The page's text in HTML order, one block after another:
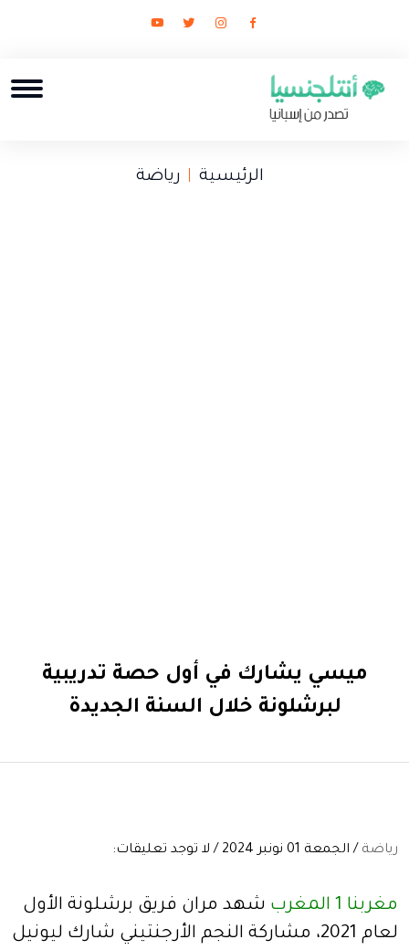
الرئيسية رياضة
ميسي يشارك في أول حصة تدريبية
لبرشلونة خلال السنة الجديدة
رياضة / الجمعة 01 نونبر 2024 / لا توجد تعليقات:
مغربنا 1 المغرب
شهد مران فريق برشلونة الأول
لعام 2021، مشاركة النجم الأرجنتيني شارك ليونيل